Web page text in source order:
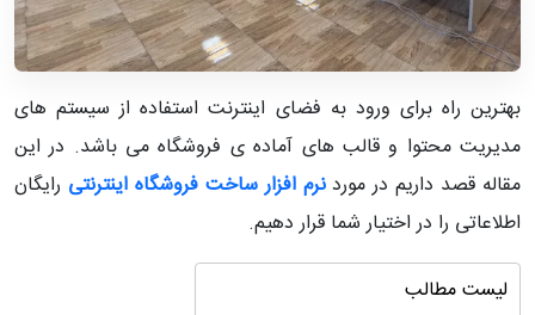
بهترین راه برای ورود به فضای اینترنت استفاده از سیستم های
مدیریت محتوا و قالب های آماده ی فروشگاه می باشد. در این
مقاله قصد داریم در موردنرم افزار ساخت فروشگاه اینترنتی رایگان
اطلاعاتی را در اختیار شما قرار دهیم.
لیست مطالب